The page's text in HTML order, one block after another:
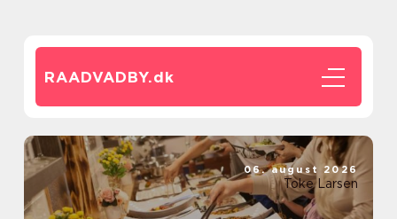
RAADVADBY.dk
06. august 2026
Toke Larsen